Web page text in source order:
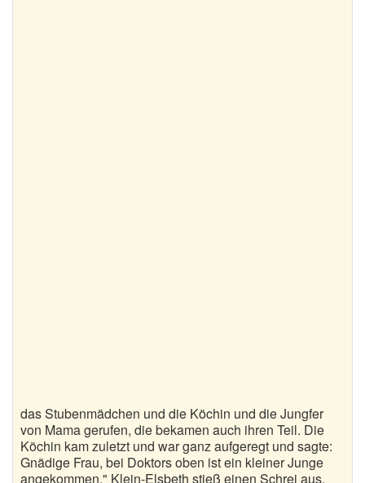
das Stubenmädchen und die Köchin und die Jungfer
von Mama gerufen, die bekamen auch ihren Teil. Die
Köchin kam zuletzt und war ganz aufgeregt und sagte:
Gnädige Frau, bei Doktors oben ist ein kleiner Junge
angekommen." Klein-Elsbeth stieß einen Schrei aus.